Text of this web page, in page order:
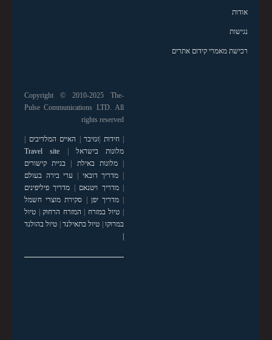
אודות
נגישות
רכישת מאמרי קידום אתרים
Copyright © 2010-2025 The-
Pulse Communications LTD. All
rights reserved
|חידות |זנזיבר | האיים המלדיבים |
מלונות בישראל |
Travel site
|מלונות באילת | בניית קישורים
| מדריך דובאי | ערי בירה בעולם
|מדריך ויטנאם | מדריך פיליפינים
|מדריך יפן | סקירת מוצרי חשמל
| טיול במזרח | המזרח הרחוק| טיול
במרוקו| טיול בתאילנד| טיול בהולנד
|